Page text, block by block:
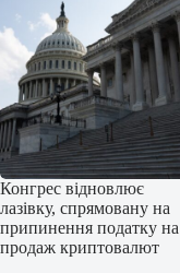
Конгрес відновлює
лазівку, спрямовану на
припинення податку на
продаж криптовалют